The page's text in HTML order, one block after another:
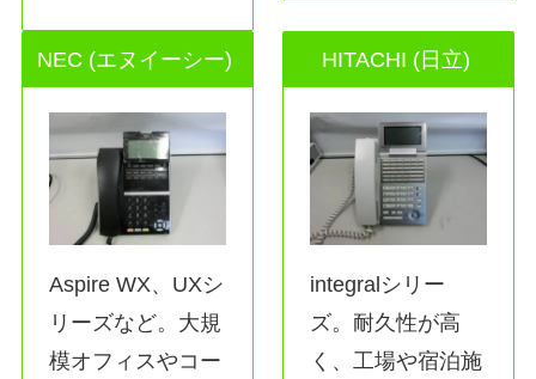
NEC (エヌイーシー)
Aspire WX、UXシ
リーズなど。大規
模オフィスやコー
HITACHI (日立)
integralシリー
ズ。耐久性が高
く、工場や宿泊施